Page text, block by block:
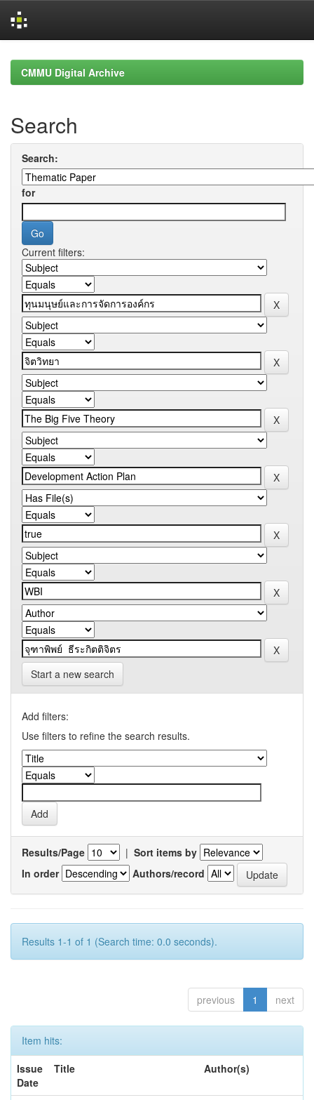
navigationCMMU Digital Archive
Search
Search:
for
Current filters:
Start a new search
Add filters:
Use filters to refine the search results.
Results/Page | Sort items by
In order
Authors/record
Results 1-1 of 1 (Search time: 0.0 seconds).
previous 1 next
Item hits:
Issue
Date
Title Author(s)